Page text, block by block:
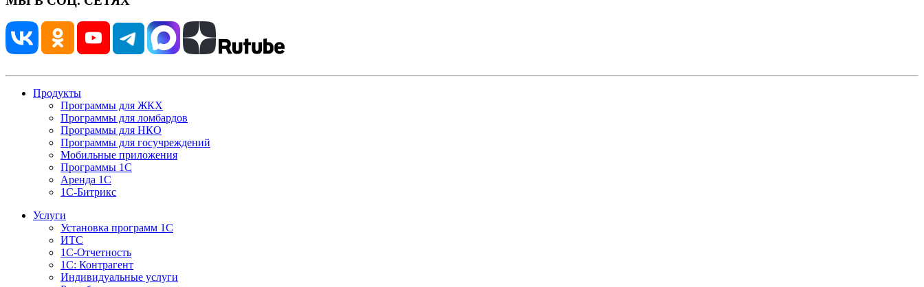
Продукты
Программы для ЖКХ
Программы для ломбардов
Программы для НКО
Программы для госучреждений
Мобильные приложения
Программы 1С
Аренда 1С
1С-Битрикс
Услуги
Установка программ 1С
ИТС
1С-Отчетность
1С: Контрагент
Индивидуальные услуги